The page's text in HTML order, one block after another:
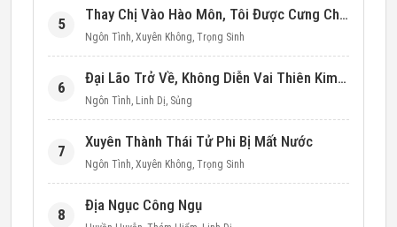
5
Thay Chị Vào Hào Môn, Tôi Được Cưng Chiều Hết Mực (Thập Niên 90)
Ngôn Tình, Xuyên Không, Trọng Sinh
6
Đại Lão Trở Về, Không Diễn Vai Thiên Kim Giả Nữa
Ngôn Tình, Linh Dị, Sủng
7
Xuyên Thành Thái Tử Phi Bị Mất Nước
Ngôn Tình, Xuyên Không, Trọng Sinh
8
Địa Ngục Công Ngụ